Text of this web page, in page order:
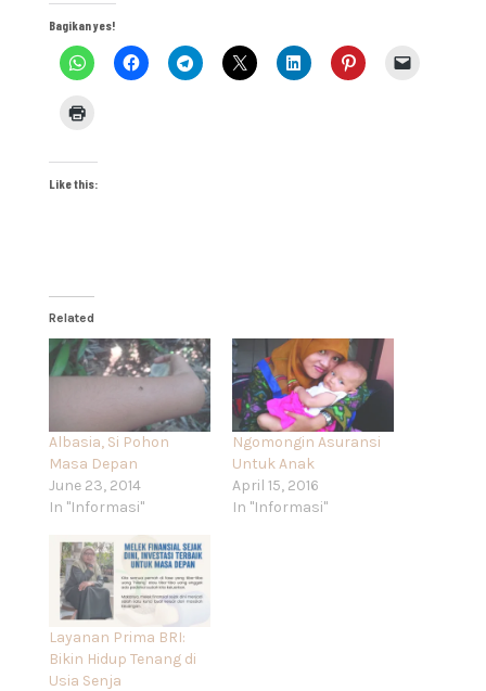
Bagikan yes!
Like this:
Related
Albasia, Si Pohon
Masa Depan
June 23, 2014
In "Informasi"
Ngomongin Asuransi
Untuk Anak
April 15, 2016
In "Informasi"
Layanan Prima BRI:
Bikin Hidup Tenang di
Usia Senja